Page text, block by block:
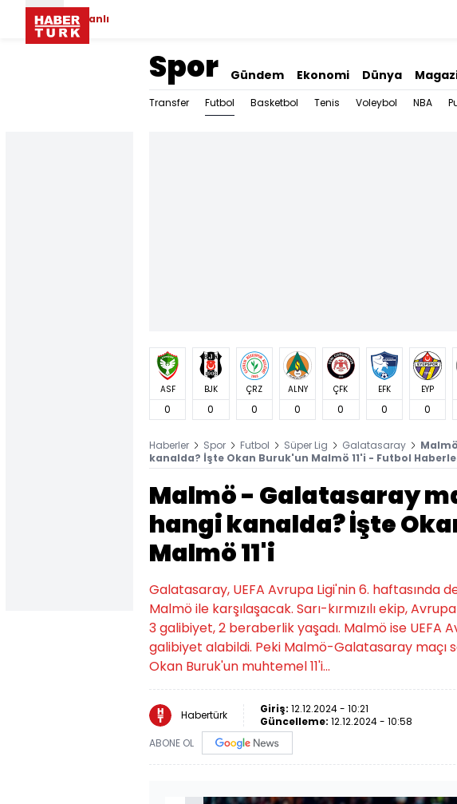
Canlı
Spor Gündem Ekonomi Dünya
Transfer Futbol Basketbol Tenis Voleybol NBA
ASF
0
BJK
0
ÇRZ
0
ALNY
0
ÇFK
0
EFK
0
EYP
0
Haberler Spor Futbol Süper Lig Galatasaray
kanalda? İşte Okan Buruk'un Malmö 11'i - Futbol
Malmö - Galatasaray
hangi kanalda? İşte
Malmö 11'i
Galatasaray, UEFA Avrupa Ligi'nin 6. haftasında
Malmö ile karşılaşacak. Sarı-kırmızılı ekip,
3 galibiyet, 2 beraberlik yaşadı. Malmö ise UEFA
galibiyet alabildi. Peki Malmö-Galatasaray maçı
Okan Buruk'un muhtemel 11'i...
Habertürk Giriş: 12.12.2024 - 10:21
Güncelleme: 12.12.2024 - 10:58
ABONE OL